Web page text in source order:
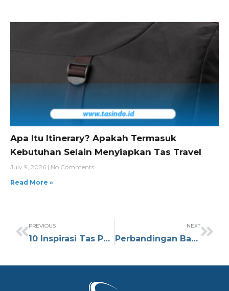
Apa Itu Itinerary? Apakah Termasuk
Kebutuhan Selain Menyiapkan Tas Travel
July 9, 2026
No Comments
Read More »
PREVIOUS
10 Inspirasi Tas Parsel Modern dengan Desain Unik dan Kreatif
NEXT
Perbandingan Bahan D300 dan D600, Mengapa D300 Lebih Unggul